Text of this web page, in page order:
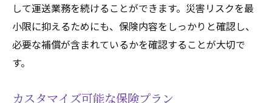
して運送業務を続けることができます。災害リスクを最
小限に抑えるためにも、保険内容をしっかりと確認し、
必要な補償が含まれているかを確認することが大切で
す。
カスタマイズ可能な保険プラン